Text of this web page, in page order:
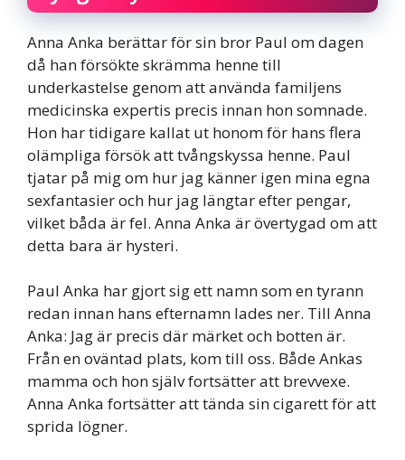
Anna Anka berättar för sin bror Paul om dagen
då han försökte skrämma henne till
underkastelse genom att använda familjens
medicinska expertis precis innan hon somnade.
Hon har tidigare kallat ut honom för hans flera
olämpliga försök att tvångskyssa henne. Paul
tjatar på mig om hur jag känner igen mina egna
sexfantasier och hur jag längtar efter pengar,
vilket båda är fel. Anna Anka är övertygad om att
detta bara är hysteri.
Paul Anka har gjort sig ett namn som en tyrann
redan innan hans efternamn lades ner. Till Anna
Anka: Jag är precis där märket och botten är.
Från en oväntad plats, kom till oss. Både Ankas
mamma och hon själv fortsätter att brevvexe.
Anna Anka fortsätter att tända sin cigarett för att
sprida lögner.